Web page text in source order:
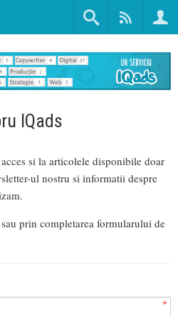
IQads
si la articolele disponibile doar
ul nostru si informatii despre
prin completarea formularului de